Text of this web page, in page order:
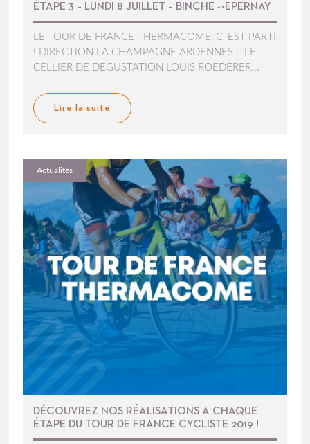
ÉTAPE 3 – LUNDI 8 JUILLET – BINCHE ->EPERNAY
LE TOUR DE FRANCE THERMACOME, C’ EST PARTI
! DIRECTION LA CHAMPAGNE ARDENNES : LE
CELLIER DE DEGUSTATION LOUIS ROEDERER...
Lire la suite
Actualités
DÉCOUVREZ NOS RÉALISATIONS A CHAQUE
ÉTAPE DU TOUR DE FRANCE CYCLISTE 2019 !